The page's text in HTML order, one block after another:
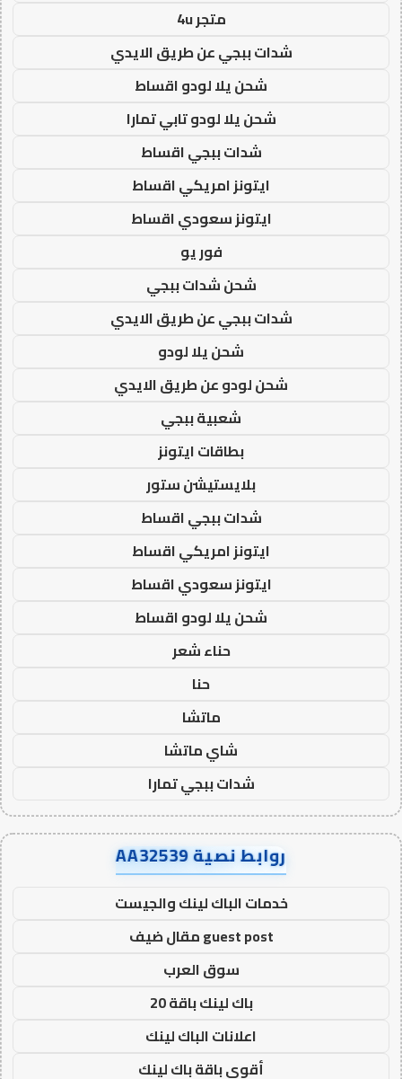
متجر 4u
شدات ببجي عن طريق الايدي
شحن يلا لودو اقساط
شحن يلا لودو تابي تمارا
شدات ببجي اقساط
ايتونز امريكي اقساط
ايتونز سعودي اقساط
فور يو
شحن شدات ببجي
شدات ببجي عن طريق الايدي
شحن يلا لودو
شحن لودو عن طريق الايدي
شعبية ببجي
بطاقات ايتونز
بلايستيشن ستور
شدات ببجي اقساط
ايتونز امريكي اقساط
ايتونز سعودي اقساط
شحن يلا لودو اقساط
حناء شعر
حنا
ماتشا
شاي ماتشا
شدات ببجي تمارا
روابط نصية AA32539
خدمات الباك لينك والجيست
guest post مقال ضيف
سوق العرب
باك لينك باقة 20
اعلانات الباك لينك
أقوى باقة باك لينك